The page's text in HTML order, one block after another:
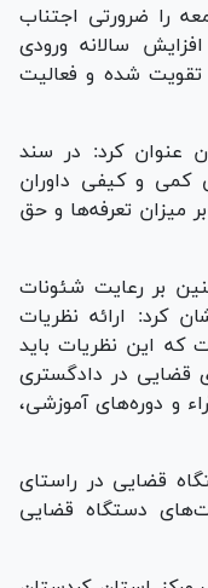
را ضرورتی اجتناب
سالانه ورودی
تقویت شده و فعالیت
عنوان کرد: در سند
کمی و کیفی داوران
میزان تعرفه‌ها و حق
بر رعایت شئونات
کرد: ارائه نظریات
که این نظریات باید
قضایی در دادگستری
و دوره‌های آموزشی،
قضایی در راستای
دستگاه قضایی